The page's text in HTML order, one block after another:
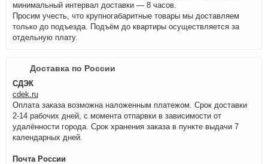
минимальный интервал доставки — 8 часов.
Просим учесть, что крупногабаритные товары мы доставляем
только до подъезда. Подъём до квартиры осуществляется за
отдельную плату.
Доставка по России
СДЭК
cdek.ru
Оплата заказа возможна наложенным платежом. Срок доставки
2-14 рабочих дней, с момента отпарвки в зависимости от
удалённости города. Срок хранения заказа в пункте выдачи 7
календарных дней.
Почта России